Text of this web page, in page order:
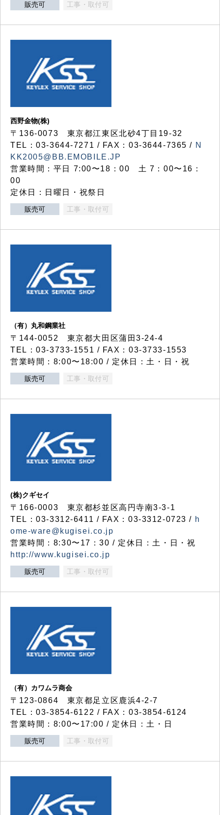
販売可 工事・取付可
西野金物(株)
〒136-0073 東京都江東区北砂4丁目19-32
TEL：03‐3644‐7271 / FAX：03-3644-7365 / N
KK2005@BB.EMOBILE.JP
営業時間：平日 7:00〜18：00 土 7：00〜16：
00
定休日：日曜日・祝祭日
販売可 工事・取付可
（有）丸和鋼業社
〒144-0052 東京都大田区蒲田3-24-4
TEL：03-3733-1551 / FAX：03-3733-1553
営業時間：8:00〜18:00 / 定休日：土・日・祝
販売可 工事・取付可
(株)クギセイ
〒166-0003 東京都杉並区高円寺南3-3-1
TEL：03-3312-6411 / FAX：03-3312-0723 / h
ome-ware@kugisei.co.jp
営業時間：8:30〜17：30 / 定休日：土・日・祝
http://www.kugisei.co.jp
販売可 工事・取付可
（有）カワムラ商会
〒123-0864 東京都足立区鹿浜4-2-7
TEL：03-3854-6122 / FAX：03-3854-6124
営業時間：8:00〜17:00 / 定休日：土・日
販売可 工事・取付可